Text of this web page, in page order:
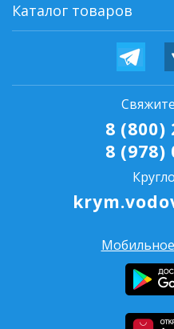
Каталог товаров
8 (800)
8 (978)